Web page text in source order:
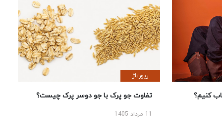
کنیم؟
رپورتاژ
تفاوت جو پرک با جو دوسر پرک چیست؟